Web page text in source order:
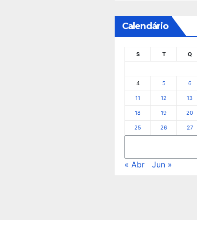
Calendário
S T Q
4 5 6
11 12 13
18 19 20
25 26 27
« Abr Jun »